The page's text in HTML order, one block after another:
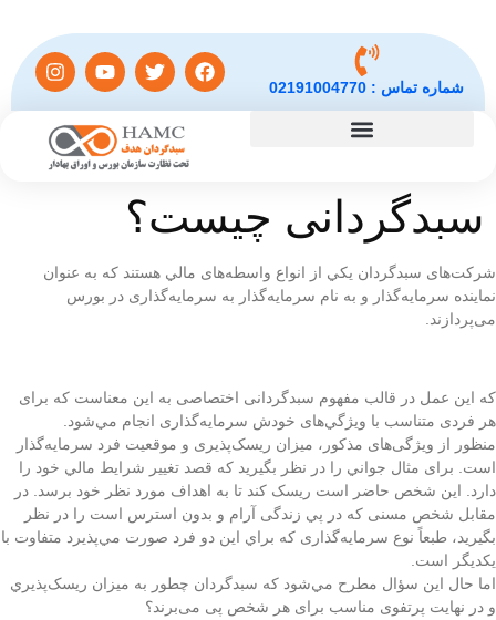
شماره تماس : 02191004770
سبدگردانی چیست؟
شرکت‌های سبدگردان يکي از انواع واسطه‌های مالي هستند که به عنوان
نماينده سرمايه‌گذار و به نام سرمايه‌گذار به سرمايه‌گذاری در بورس
می‌پردازند.
که اين عمل در قالب مفهوم سبدگردانی اختصاصی به اين معناست که برای
هر فردی متناسب با ويژگي‌های خودش سرمايه‌گذاری انجام مي‌شود.
منظور از ويژگی‌های مذکور، ميزان ريسک‌پذيری و موقعيت فرد سرمايه‌گذار
است. برای مثال جواني را در نظر بگيريد که قصد تغيير شرايط مالي خود را
دارد. اين شخص حاضر است ريسک کند تا به اهداف مورد نظر خود برسد. در
مقابل شخص مسنی که در پي زندگی آرام و بدون استرس است را در نظر
بگيريد، طبعاً نوع سرمايه‌گذاری که براي اين دو فرد صورت مي‌پذيرد متفاوت با
يکديگر است.
اما حال اين سؤال مطرح مي‌شود که سبدگردان چطور به ميزان ريسک‌پذيري
و در نهايت پرتفوی مناسب برای هر شخص پی می‌برند؟